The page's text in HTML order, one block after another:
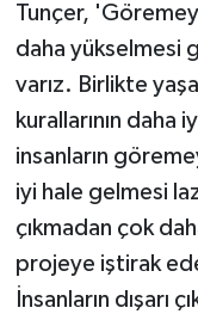
Tunçer,
daha yükselmesi
varız. Birlikte
kurallarının daha
insanların
iyi hale gelmesi
çıkmadan çok
projeye iştirak
İnsanların dışarı